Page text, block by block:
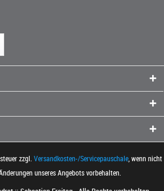
zzgl. Versandkosten-/Servicepauschale, wenn nicht
unseres Angebots vorbehalten.